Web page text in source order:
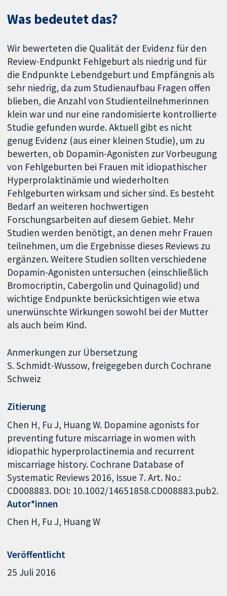
Was bedeutet das?
Wir bewerteten die Qualität der Evidenz für den
Review-Endpunkt Fehlgeburt als niedrig und für
die Endpunkte Lebendgeburt und Empfängnis als
sehr niedrig, da zum Studienaufbau Fragen offen
blieben, die Anzahl von Studienteilnehmerinnen
klein war und nur eine randomisierte kontrollierte
Studie gefunden wurde. Aktuell gibt es nicht
genug Evidenz (aus einer kleinen Studie), um zu
bewerten, ob Dopamin-Agonisten zur Vorbeugung
von Fehlgeburten bei Frauen mit idiopathischer
Hyperprolaktinämie und wiederholten
Fehlgeburten wirksam und sicher sind. Es besteht
Bedarf an weiteren hochwertigen
Forschungsarbeiten auf diesem Gebiet. Mehr
Studien werden benötigt, an denen mehr Frauen
teilnehmen, um die Ergebnisse dieses Reviews zu
ergänzen. Weitere Studien sollten verschiedene
Dopamin-Agonisten untersuchen (einschließlich
Bromocriptin, Cabergolin und Quinagolid) und
wichtige Endpunkte berücksichtigen wie etwa
unerwünschte Wirkungen sowohl bei der Mutter
als auch beim Kind.
Anmerkungen zur Übersetzung
S. Schmidt-Wussow, freigegeben durch Cochrane
Schweiz
Zitierung
Chen H, Fu J, Huang W. Dopamine agonists for
preventing future miscarriage in women with
idiopathic hyperprolactinemia and recurrent
miscarriage history. Cochrane Database of
Systematic Reviews 2016, Issue 7. Art. No.:
CD008883. DOI: 10.1002/14651858.CD008883.pub2.
Autor*innen
Chen H Fu J Huang W
Veröffentlicht
25 Juli 2016